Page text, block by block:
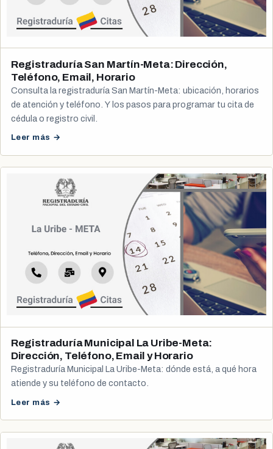
Registraduría San Martín-Meta: Dirección,
Teléfono, Email, Horario
Consulta la registraduría San Martín-Meta: ubicación, horarios
de atención y teléfono. Y los pasos para programar tu cita de
cédula o registro civil.
Leer más →
Registraduría Municipal La Uribe-Meta:
Dirección, Teléfono, Email y Horario
Registraduría Municipal La Uribe-Meta: dónde está, a qué hora
atiende y su teléfono de contacto.
Leer más →